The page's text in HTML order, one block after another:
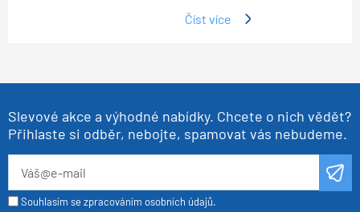
Číst více
Slevové akce a výhodné nabídky. Chcete o nich vědět?
Přihlaste si odběr, nebojte, spamovat vás nebudeme.
Souhlasím se zpracováním osobních údajů.